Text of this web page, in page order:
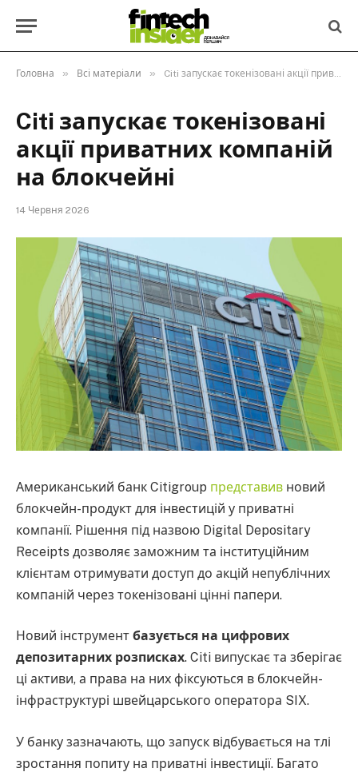
Головна » Всі матеріали » Citi запускає токенізовані акції приватних компаній на блокчейні
Citi запускає токенізовані
акції приватних компаній
на блокчейні
14 Червня 2026
Американський банк Citigroup представив новий
блокчейн-продукт для інвестицій у приватні
компанії. Рішення під назвою Digital Depositary
Receipts дозволяє заможним та інституційним
клієнтам отримувати доступ до акцій непублічних
компаній через токенізовані цінні папери.
Новий інструмент базується на цифрових
депозитарних розписках. Citi випускає та зберігає
ці активи, а права на них фіксуються в блокчейн-
інфраструктурі швейцарського оператора SIX.
У банку зазначають, що запуск відбувається на тлі
зростання попиту на приватні інвестиції. Багато